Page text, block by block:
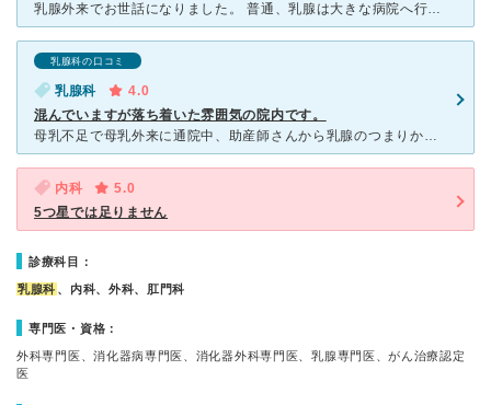
乳腺外来でお世話になりました。 普通、乳腺は大きな病院へ行くか、 クリニックでも予約を取らないと診てもらえないことが多く 私も悩みましたが、 診察時間内でエコー・マンモグラフィーと 乳ガン検
乳腺科の口コミ
乳腺科
4.0
混んでいますが落ち着いた雰囲気の院内です。
母乳不足で母乳外来に通院中、助産師さんから乳腺のつまりかシコリか判断つかないとのことで、乳がんを疑い受診。市の検診も行なっているため、希望日時の予約を取るのが難しいです。私の場合、たまたまキャンセル空
内科
5.0
5つ星では足りません
診療科目：
乳腺科 、内科、外科、肛門科
専門医・資格：
外科専門医、消化器病専門医、消化器外科専門医、乳腺専門医、がん治療認定
医